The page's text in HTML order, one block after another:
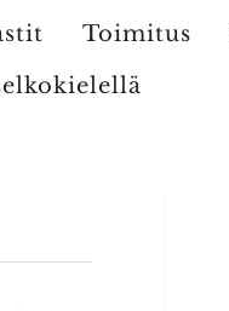
Toimitus